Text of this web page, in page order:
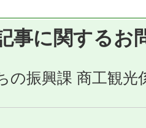
事に関するお
の振興課 商工観光